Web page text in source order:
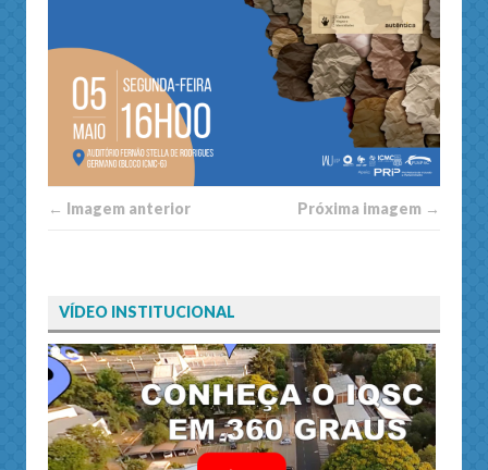
← Imagem anterior Próxima imagem →
VÍDEO INSTITUCIONAL